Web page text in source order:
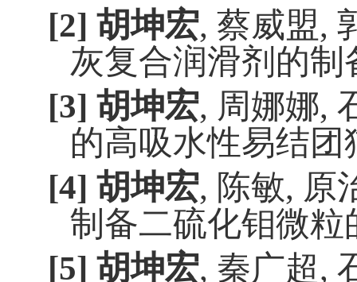
[2] 胡坤宏, 蔡威盟,
灰复合润滑剂的制
[3] 胡坤宏, 周娜娜,
的高吸水性易结
[4] 胡坤宏, 陈敏, 原
制备二硫化钼微粒
[5] 胡坤宏, 秦广超,